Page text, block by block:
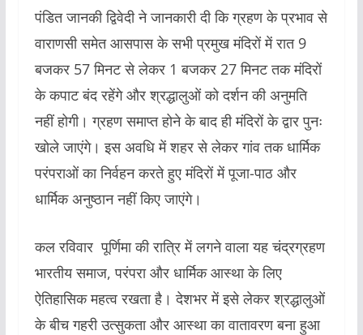
पंडित जानकी द्विवेदी ने जानकारी दी कि ग्रहण के प्रभाव से
वाराणसी समेत आसपास के सभी प्रमुख मंदिरों में रात 9
बजकर 57 मिनट से लेकर 1 बजकर 27 मिनट तक मंदिरों
के कपाट बंद रहेंगे और श्रद्धालुओं को दर्शन की अनुमति
नहीं होगी। ग्रहण समाप्त होने के बाद ही मंदिरों के द्वार पुनः
खोले जाएंगे। इस अवधि में शहर से लेकर गांव तक धार्मिक
परंपराओं का निर्वहन करते हुए मंदिरों में पूजा-पाठ और
धार्मिक अनुष्ठान नहीं किए जाएंगे।
कल रविवार पूर्णिमा की रात्रि में लगने वाला यह चंद्रग्रहण
भारतीय समाज, परंपरा और धार्मिक आस्था के लिए
ऐतिहासिक महत्व रखता है। देशभर में इसे लेकर श्रद्धालुओं
के बीच गहरी उत्सुकता और आस्था का वातावरण बना हुआ